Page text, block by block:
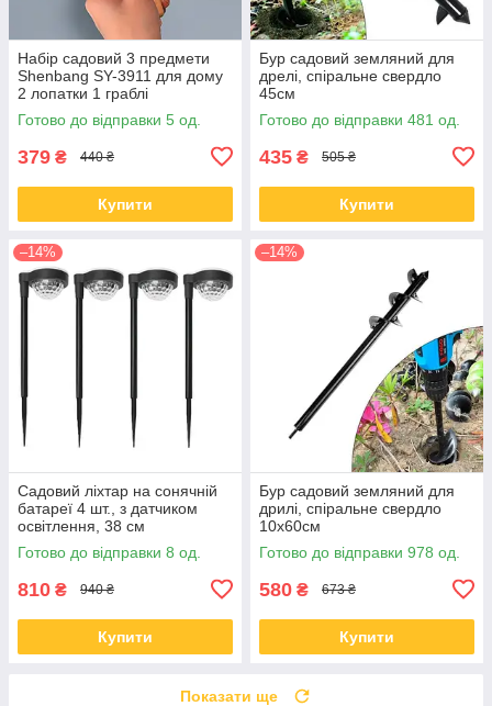
Набір садовий 3 предмети
Shenbang SY-3911 для дому
2 лопатки 1 граблі
Готово до відправки 5 од.
379 ₴ 440 ₴
Купити
Бур садовий земляний для
дрелі, спіральне свердло
45см
Готово до відправки 481 од.
435 ₴ 505 ₴
Купити
–14%
Садовий ліхтар на сонячній
батареї 4 шт., з датчиком
освітлення, 38 см
Готово до відправки 8 од.
810 ₴ 940 ₴
Купити
–14%
Бур садовий земляний для
дрилі, спіральне свердло
10x60см
Готово до відправки 978 од.
580 ₴ 673 ₴
Купити
Показати ще